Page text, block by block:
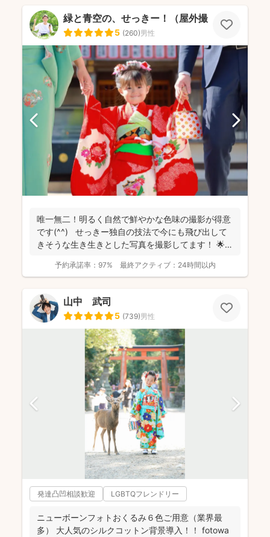
緑と青空の、せっきー！（屋外撮影もお任せ🌟
5 (260)男性
唯一無二！明るく自然で鮮やかな色味の撮影が得意
です(^^) せっきー独自の技法で今にも飛び出して
きそうな生き生きとした写真を撮影してます！ 🌟屋
予約承諾率： 97% 最終アクティブ： 24時間以内
山中 武司
5 (739)男性
発達凸凹相談歓迎 LGBTQフレンドリー
ニューボーンフォトおくるみ６色ご用意（業界最
多） 大人気のシルクコットン背景導入！！ fotowa